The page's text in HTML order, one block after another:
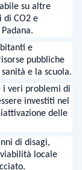
su altre
di CO2 e
e
pubbliche
e la scuola.
i veri problemi di
investiti nel
delle
di disagi,
locale